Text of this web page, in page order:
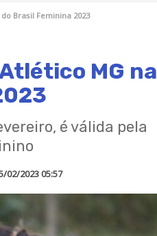
Brasil Feminina 2023
MG na
é válida pela
02/2023 05:57